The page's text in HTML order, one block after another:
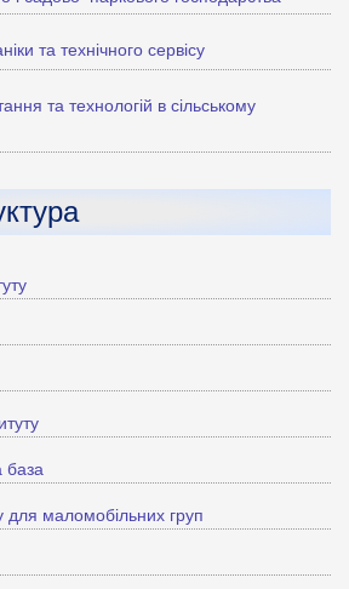
та технічного сервісу
та технологій в сільському
база
для маломобільних груп